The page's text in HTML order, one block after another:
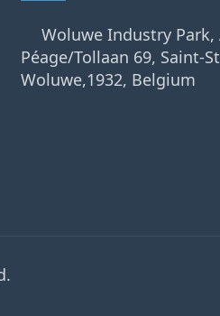
Woluwe Industry Park,
Péage/Tollaan 69, Saint-
Woluwe,1932, Belgium